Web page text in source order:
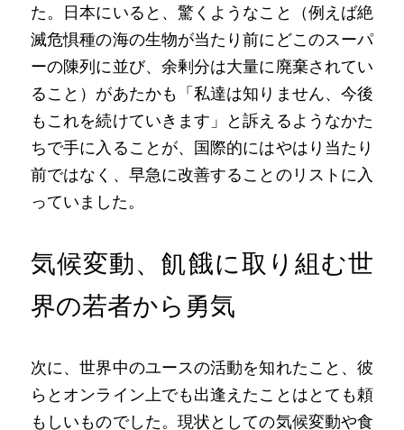
た。日本にいると、驚くようなこと（例えば絶
滅危惧種の海の生物が当たり前にどこのスーパ
ーの陳列に並び、余剰分は大量に廃棄されてい
ること）があたかも「私達は知りません、今後
もこれを続けていきます」と訴えるようなかた
ちで手に入ることが、国際的にはやはり当たり
前ではなく、早急に改善することのリストに入
っていました。
気候変動、飢餓に取り組む世
界の若者から勇気
次に、世界中のユースの活動を知れたこと、彼
らとオンライン上でも出逢えたことはとても頼
もしいものでした。現状としての気候変動や食